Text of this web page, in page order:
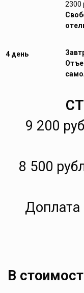
2300
4 день
9 200
8 500
Доплата
В